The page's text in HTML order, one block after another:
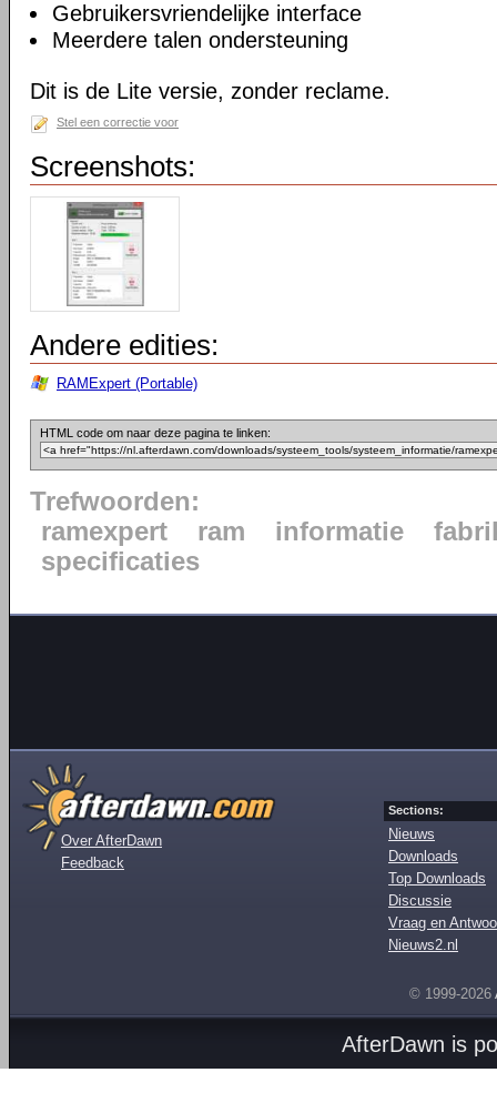
Gebruikersvriendelijke interface
Meerdere talen ondersteuning
Dit is de Lite versie, zonder reclame.
Stel een correctie voor
Screenshots:
Andere edities:
RAMExpert (Portable)
HTML code om naar deze pagina te linken:
Trefwoorden:
ramexpert
ram informatie
specificaties
Over AfterDawn
Feedback
Sections:
Nieuws
Downloads
Top Downloads
Discussie
Vraag en
Nieuws2.nl
© 1999-2026
AfterDawn is